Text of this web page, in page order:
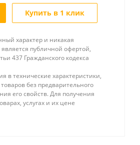
Купить в 1 клик
характер и никакая
публичной офертой,
437 Гражданского кодекса
в технические характеристики,
без предварительного
его свойств. Для получения
услугах и их цене